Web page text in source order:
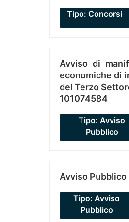
Tipo: Concorsi
Avviso di
economiche di
del Terzo
101074584
Tipo: Avviso
Pubblico
Avviso
Tipo: Avviso
Pubblico